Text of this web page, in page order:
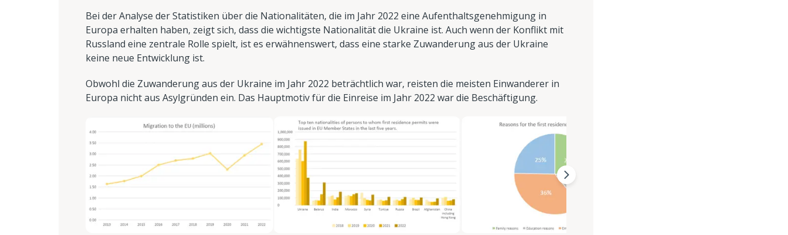
Bei der Analyse der Statistiken über die Nationalitäten, die im Jahr 2022 eine Aufenthaltsgenehmigung in
Europa erhalten haben, zeigt sich, dass die wichtigste Nationalität die Ukraine ist. Auch wenn der Konflikt mit
Russland eine zentrale Rolle spielt, ist es erwähnenswert, dass eine starke Zuwanderung aus der Ukraine
keine neue Entwicklung ist.
Obwohl die Zuwanderung aus der Ukraine im Jahr 2022 beträchtlich war, reisten die meisten Einwanderer in
Europa nicht aus Asylgründen ein. Das Hauptmotiv für die Einreise im Jahr 2022 war die Beschäftigung.